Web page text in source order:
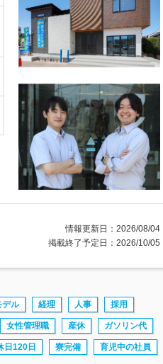
情報更新日：2026/08/04
掲載終了予定日：2026/10/05
デル 経理 人事 採用
女性管理職 産休 ガソリン代
日120日 寮完備 育児中の社員